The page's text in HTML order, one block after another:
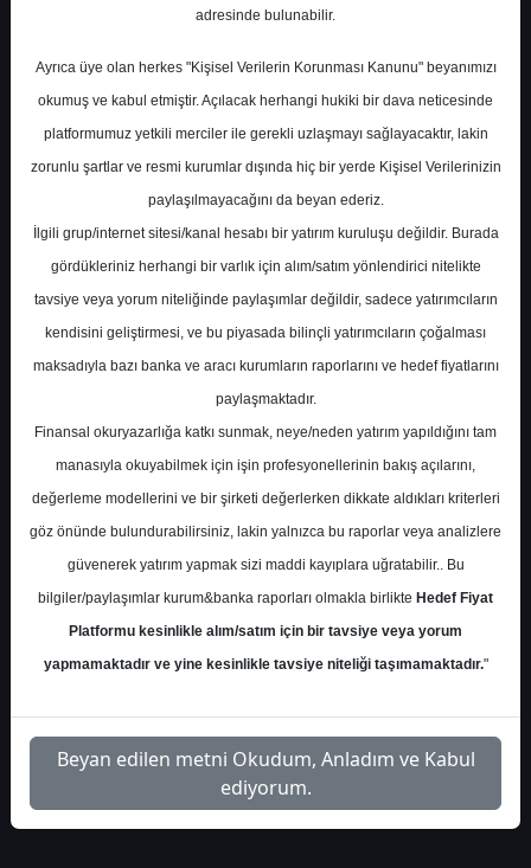
1
deniz-yatirim-sirket-
haberleri-401677
İlgili
Dosyayı İndir
adresinde bulunabilir.
Ayrıca üye olan herkes "Kişisel Verilerin Korunması Kanunu" beyanımızı
okumuş ve kabul etmiştir. Açılacak herhangi hukiki bir dava neticesinde
platformumuz yetkili merciler ile gerekli uzlaşmayı sağlayacaktır, lakin
zorunlu şartlar ve resmi kurumlar dışında hiç bir yerde Kişisel Verilerinizin
paylaşılmayacağını da beyan ederiz.
İlgili grup/internet sitesi/kanal hesabı bir yatırım kuruluşu değildir. Burada
gördükleriniz herhangi bir varlık için alım/satım yönlendirici nitelikte
tavsiye veya yorum niteliğinde paylaşımlar değildir, sadece yatırımcıların
kendisini geliştirmesi, ve bu piyasada bilinçli yatırımcıların çoğalması
maksadıyla bazı banka ve aracı kurumların raporlarını ve hedef fiyatlarını
paylaşmaktadır.
Finansal okuryazarlığa katkı sunmak, neye/neden yatırım yapıldığını tam
manasıyla okuyabilmek için işin profesyonellerinin bakış açılarını,
değerleme modellerini ve bir şirketi değerlerken dikkate aldıkları kriterleri
göz önünde bulundurabilirsiniz, lakin yalnızca bu raporlar veya analizlere
güvenerek yatırım yapmak sizi maddi kayıplara uğratabilir.. Bu
bilgiler/paylaşımlar kurum&banka raporları olmakla birlikte Hedef Fiyat
Platformu kesinlikle alım/satım için bir tavsiye veya yorum
yapmamaktadır ve yine kesinlikle tavsiye niteliği taşımamaktadır."
Beyan edilen metni Okudum, Anladım ve Kabul
ediyorum.